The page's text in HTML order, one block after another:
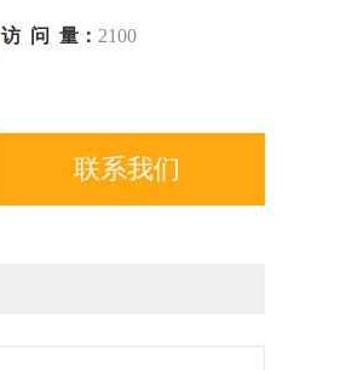
访 问 量： 2100
联系我们